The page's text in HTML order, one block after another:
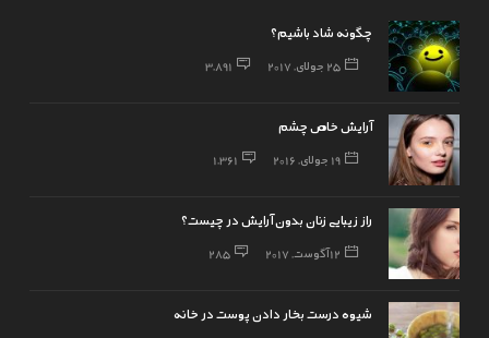
چگونه شاد باشیم؟
25 جولای, 2017 3,891
آرایش خاص چشم
19 جولای, 2016 1,361
راز زیبایی زنان بدون آرایش در چیست؟
12 آگوست, 2017 285
شیوه درست بخار دادن پوست در خانه